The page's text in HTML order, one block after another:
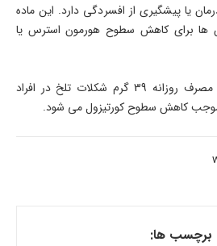
یا پیشگیری از افسردگی دارد. این ماده
ها برای کاهش سطوح هورمون استرس یا
مطالعات نشان می دهد که مصرف روزانه 39 گرم شکلات تلخ در افراد
کاهش سطوح کورتیزول می شود.
برچسب ها: